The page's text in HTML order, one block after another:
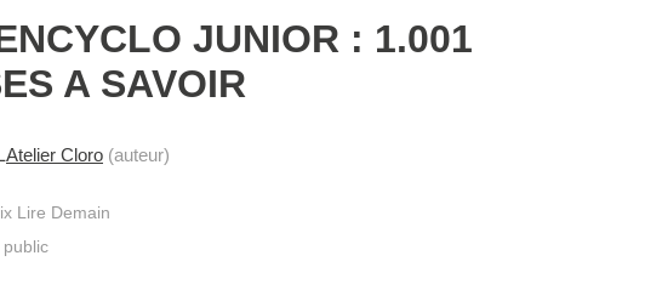
JUNIOR : 1.001
A SAVOIR
Atelier Cloro (auteur)